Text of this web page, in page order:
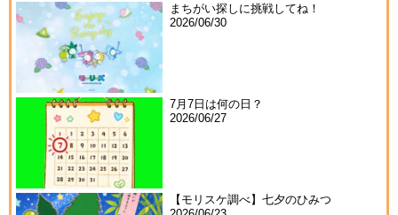
まちがい探しに挑戦してね！
2026/06/30
7月7日は何の日？
2026/06/27
【モリスケ調べ】七夕のひみつ